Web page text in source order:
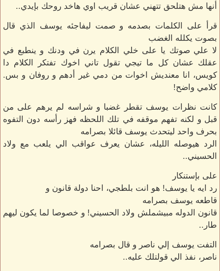
أنها مش هتلحق تتهني عشان قريب اوي هاخد روحك بإيدي..
قرأ على الكلمات بصدمه و صمت ليفاجئه يوسف الذي قال
بصوت يكلله الغضب
لا علي صوتك يا على خلي الكلام يرن في ودنك و ينطبع في
عقلك عشان كل ما تيجي تقول تاني اخوك تفتكر الكلام دا
كويس، انا معنديش اخوات من دمي غير أدهم و روفان و بس.
كلامي واضح!
كانت نظرات يوسف تقطر غضبا و شراسه لم يرهم على من
قبل و لكنه تفهم موقفه في تلك اللحظه فهز رأسه دون التفوه
بحرف واحد ليتحدث يوسف قائلا بصرامه
الرد هيوصله الليله، عشان يعرف عواقب الي يلعب مع ولاد
الحسيني..
على بإستنكار
رد ايه يا يوسف! هو انت بلطجي، احنا دولة قانون و
قاطعه يوسف بصرامه
قانون الدوله مبيشملش ولاد الحسيني! و خصوصا لما يكون ليهم
طار..
التفت يوسف إلي ناصر و قال بصرامه
ناصر، نفذ الي قولتلك عليه..